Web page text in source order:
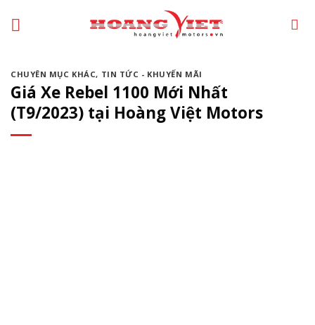
đến
dung
CHUYÊN MỤC KHÁC, TIN TỨC - KHUYẾN MÃI
Giá Xe Rebel 1100 Mới Nhất
(T9/2023) tại Hoàng Việt Motors